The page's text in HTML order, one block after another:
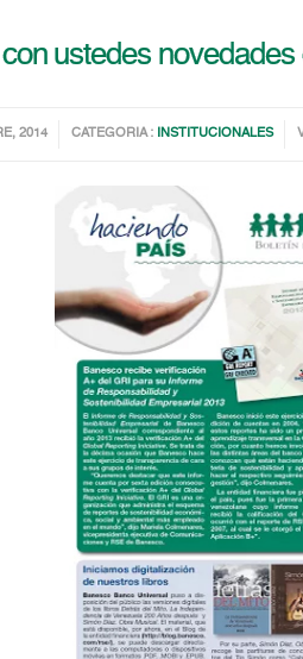
ustedes
2014 CATEGORIA : INSTITUCIONALES